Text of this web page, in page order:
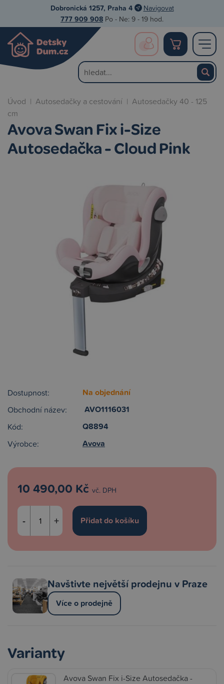
Dobronická 1257, Praha 4 Navigovat
777 909 908 Po - Ne: 9 - 19 hod.
Úvod | Autosedačky a cestování | Autosedačky 40 - 125
cm
Avova Swan Fix i-Size
Autosedačka - Cloud Pink
Dostupnost: Na objednání
Obchodní název: AVO1116031
Kód: Q8894
Výrobce: Avova
10 490,00 Kč vč. DPH
- +
Navštivte největší prodejnu v Praze
Více o prodejně
Varianty
Avova Swan Fix i-Size Autosedačka -